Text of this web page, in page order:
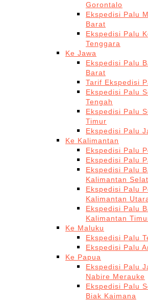
Gorontalo
Ekspedisi Palu
Barat
Ekspedisi Palu
Tenggara
Ke Jawa
Ekspedisi Palu
Barat
Tarif Ekspedisi
Ekspedisi Palu
Tengah
Ekspedisi Palu
Timur
Ekspedisi Palu
Ke Kalimantan
Ekspedisi Palu
Ekspedisi Palu
Ekspedisi Palu
Kalimantan
Ekspedisi Palu
Kalimantan
Ekspedisi Palu
Kalimantan
Ke Maluku
Ekspedisi Palu
Ekspedisi Palu
Ke Papua
Ekspedisi Palu
Nabire Merauke
Ekspedisi Palu
Biak Kaimana